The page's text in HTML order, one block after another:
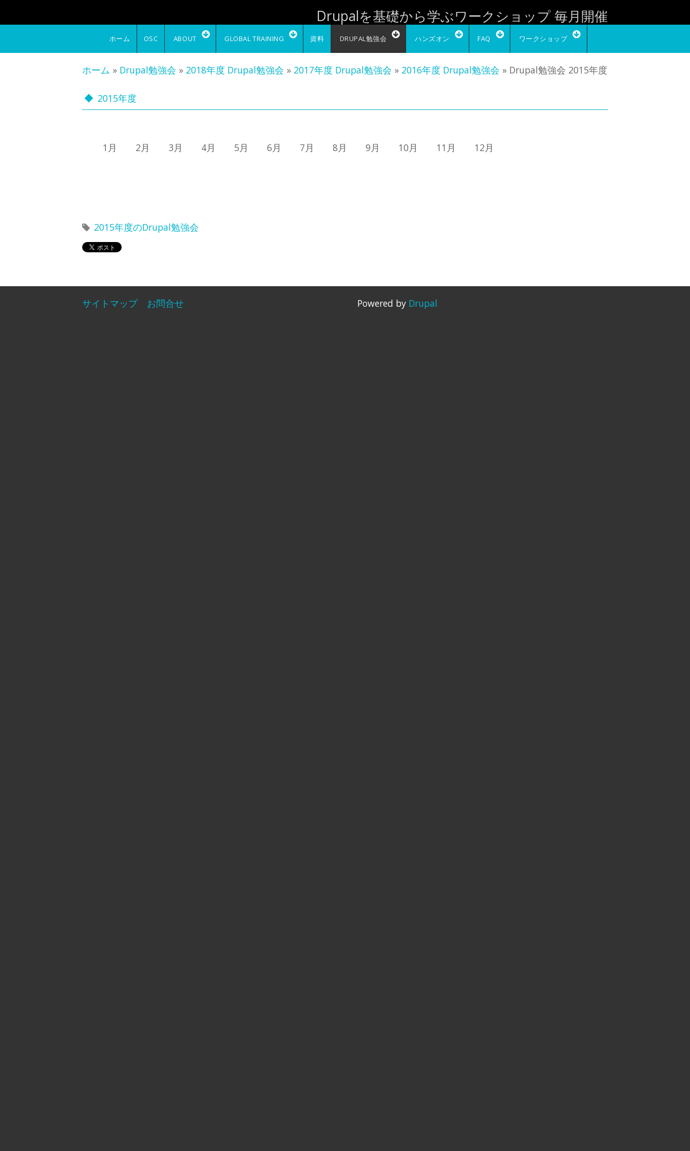
Drupalを基礎から学ぶワークショップ 毎月開催
ホーム OSC ABOUT GLOBAL TRAINING 資料 DRUPAL勉強会 ハンズオン FAQ ワークショップ
ホーム » Drupal勉強会 » 2018年度 Drupal勉強会 » 2017年度 Drupal勉強会 » 2016年度 Drupal勉強会 » Drupal勉強会 2015年度
2015年度
1月 2月 3月 4月 5月 6月 7月 8月 9月 10月 11月 12月
2015年度のDrupal勉強会
サイトマップ お問合せ Powered by Drupal